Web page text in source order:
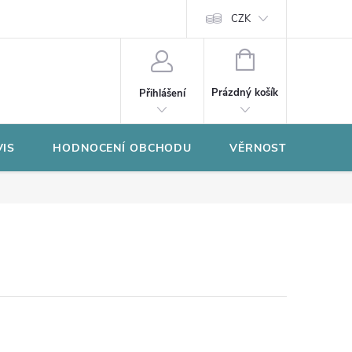
CZK
Přihlášení
NÁKUPNÍ
Prázdný košík
HODNOCENÍ OBCHODU VĚRNOSTNÍ